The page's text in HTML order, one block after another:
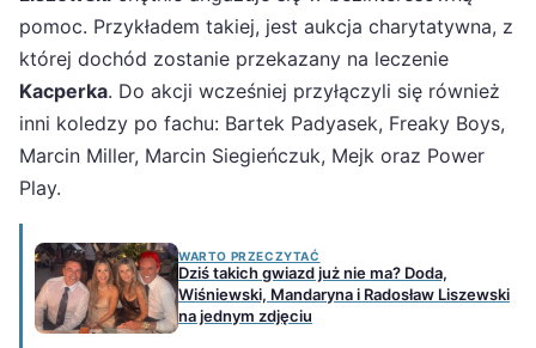
pomoc. Przykładem takiej, jest aukcja charytatywna, z
której dochód zostanie przekazany na leczenie
Kacperka. Do akcji wcześniej przyłączyli się również
inni koledzy po fachu: Bartek Padyasek, Freaky Boys,
Marcin Miller, Marcin Siegieńczuk, Mejk oraz Power
Play.
WARTO PRZECZYTAĆ
Dziś takich gwiazd już nie ma? Doda,
Wiśniewski, Mandaryna i Radosław Liszewski
na jednym zdjęciu